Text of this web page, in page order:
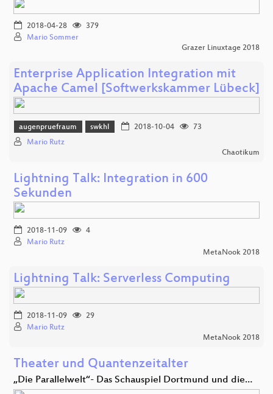
2018-04-28
379
Mario Sommer
Grazer Linuxtage 2018
Enterprise Application Integration mit
Apache Camel [Softwerkskammer Lübeck]
augenpruefraum swkhl 2018-10-04
73
Mario Rutz
Chaotikum
Lightning Talk: Integration in 600
Sekunden
2018-11-09
4
Mario Rutz
MetaNook 2018
Lightning Talk: Serverless Computing
2018-11-09
29
Mario Rutz
MetaNook 2018
Theater und Quantenzeitalter
„Die Parallelwelt“- Das Schauspiel Dortmund und die…